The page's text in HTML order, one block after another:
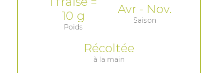
10 g
Poids
Avr - Nov.
Saison
Récoltée
à la main